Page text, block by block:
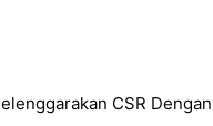
CSR